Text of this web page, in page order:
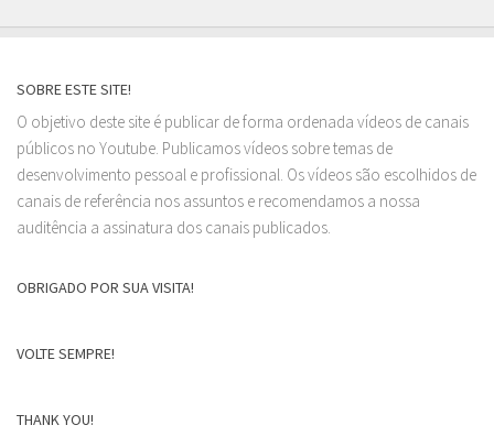
SOBRE ESTE SITE!
O objetivo deste site é publicar de forma ordenada vídeos de canais
públicos no Youtube. Publicamos vídeos sobre temas de
desenvolvimento pessoal e profissional. Os vídeos são escolhidos de
canais de referência nos assuntos e recomendamos a nossa
auditência a assinatura dos canais publicados.
OBRIGADO POR SUA VISITA!
VOLTE SEMPRE!
THANK YOU!